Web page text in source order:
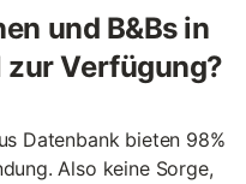
und B&Bs in
Verfügung?
Datenbank bieten 98%
Also keine Sorge,